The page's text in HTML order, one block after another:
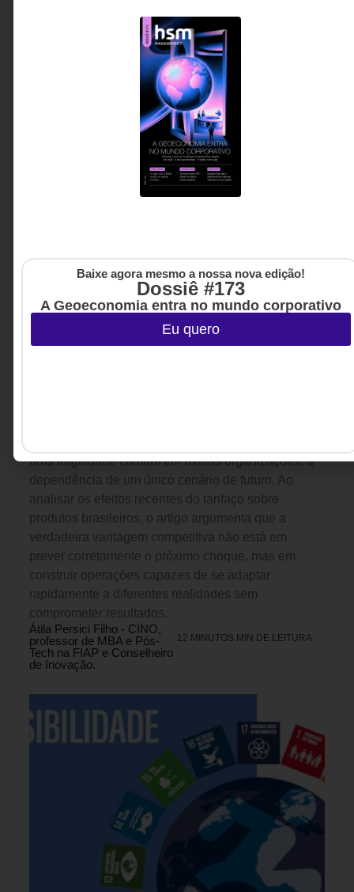
uma fragilidade comum em muitas organizações: a
dependência de um único cenário de futuro. Ao
analisar os efeitos recentes do tarifaço sobre
produtos brasileiros, o artigo argumenta que a
verdadeira vantagem competitiva não está em
prever corretamente o próximo choque, mas em
construir operações capazes de se adaptar
rapidamente a diferentes realidades sem
comprometer resultados.
Átila Persici Filho - CINO,
professor de MBA e Pós-
Tech na FIAP e Conselheiro
de Inovação.
12 MINUTOS MIN DE LEITURA
Baixe agora mesmo a nossa nova edição!
Dossiê #173
A Geoeconomia entra no mundo corporativo
Eu quero